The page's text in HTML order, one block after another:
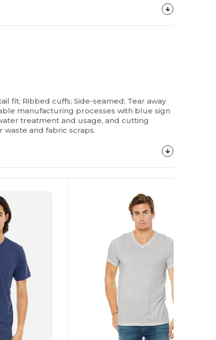
fit; Ribbed cuffs; Side-seamed; Tear away
manufacturing processes with blue sign
treatment and usage, and cutting
and fabric scraps.